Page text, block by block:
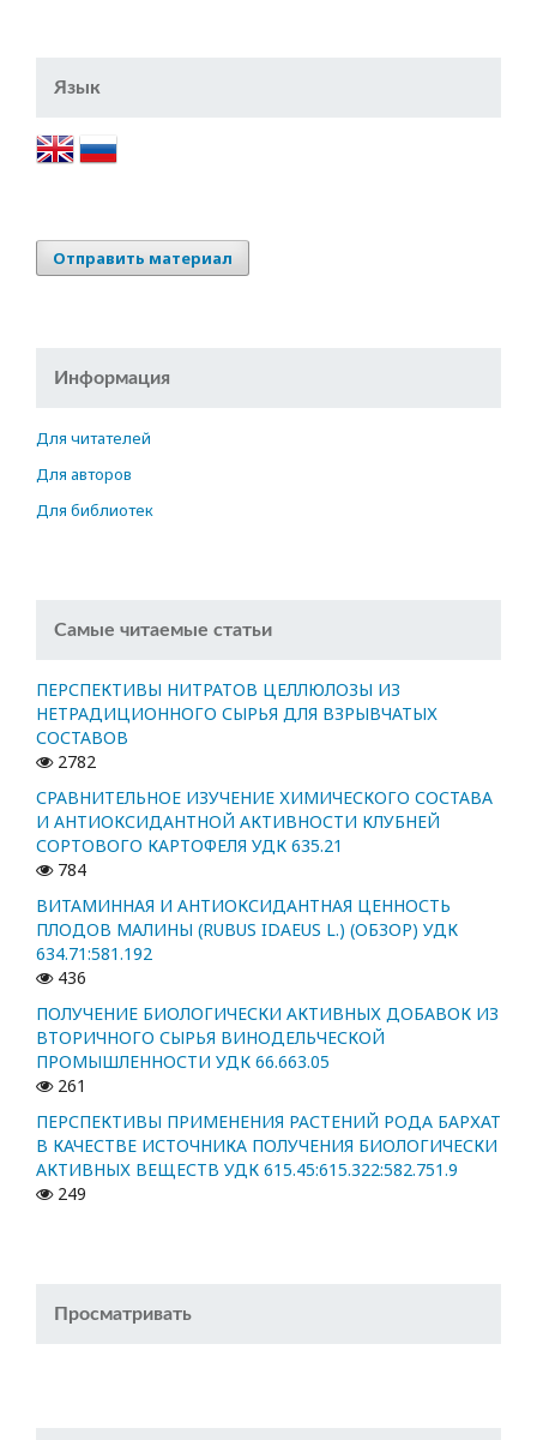
Язык
Отправить материал
Информация
Для читателей
Для авторов
Для библиотек
Самые читаемые статьи
ПЕРСПЕКТИВЫ НИТРАТОВ ЦЕЛЛЮЛОЗЫ ИЗ
НЕТРАДИЦИОННОГО СЫРЬЯ ДЛЯ ВЗРЫВЧАТЫХ
СОСТАВОВ
2782
СРАВНИТЕЛЬНОЕ ИЗУЧЕНИЕ ХИМИЧЕСКОГО СОСТАВА
И АНТИОКСИДАНТНОЙ АКТИВНОСТИ КЛУБНЕЙ
СОРТОВОГО КАРТОФЕЛЯ УДК 635.21
784
ВИТАМИННАЯ И АНТИОКСИДАНТНАЯ ЦЕННОСТЬ
ПЛОДОВ МАЛИНЫ (RUBUS IDAEUS L.) (ОБЗОР) УДК
634.71:581.192
436
ПОЛУЧЕНИЕ БИОЛОГИЧЕСКИ АКТИВНЫХ ДОБАВОК ИЗ
ВТОРИЧНОГО СЫРЬЯ ВИНОДЕЛЬЧЕСКОЙ
ПРОМЫШЛЕННОСТИ УДК 66.663.05
261
ПЕРСПЕКТИВЫ ПРИМЕНЕНИЯ РАСТЕНИЙ РОДА БАРХАТ
В КАЧЕСТВЕ ИСТОЧНИКА ПОЛУЧЕНИЯ БИОЛОГИЧЕСКИ
АКТИВНЫХ ВЕЩЕСТВ УДК 615.45:615.322:582.751.9
249
Просматривать